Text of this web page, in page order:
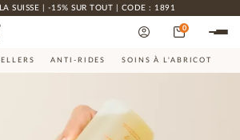
SUISSE | -15% SUR TOUT | CODE : 1891
0
ANTI-RIDES SOINS À L'ABRICOT